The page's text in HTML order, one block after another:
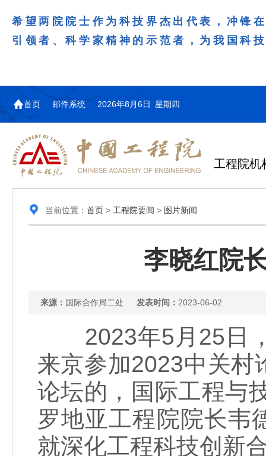
希望两院院士作为科技界杰出代表，冲锋
引领者、科学家精神的示范者，为我国科
首页 邮件系统 2026年8月6日 星期四
工程院机
当前位置： 首页> 工程院要闻 > 图片新闻
李晓红院
来源： 国际合作局二处 发表时间： 2023-06-02
2023年5月25日，
来京参加2023中关
论坛的，国际工程与
罗地亚工程院院长韦
就深化工程科技创新